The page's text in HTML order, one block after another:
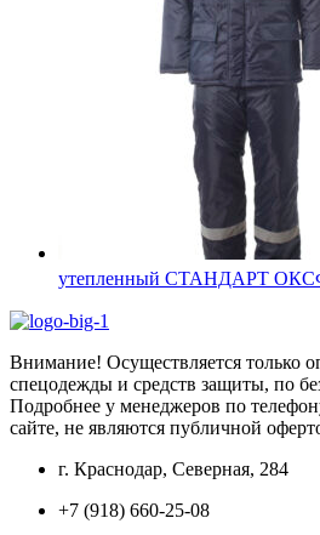
утепленный СТАНДАРТ
Внимание! Осуществляется только
спецодежды и средств защиты, по
Подробнее у менеджеров по
сайте, не являются публичной
г. Краснодар, Северная, 284
+7 (918) 660-25-08